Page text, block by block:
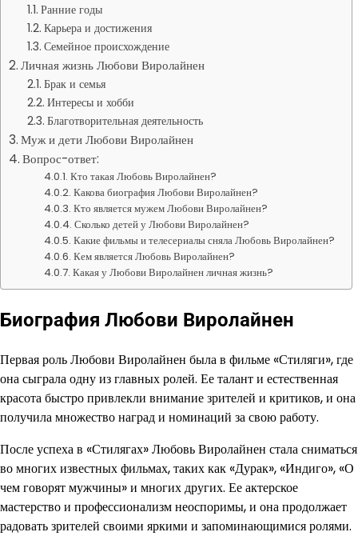
Ранние годы
Карьера и достижения
Семейное происхождение
Личная жизнь Любови Виролайнен
Брак и семья
Интересы и хобби
Благотворительная деятельность
Муж и дети Любови Виролайнен
Вопрос-ответ:
Кто такая Любовь Виролайнен?
Какова биография Любови Виролайнен?
Кто является мужем Любови Виролайнен?
Сколько детей у Любови Виролайнен?
Какие фильмы и телесериалы сняла Любовь Виролайнен?
Кем является Любовь Виролайнен?
Какая у Любови Виролайнен личная жизнь?
Биография Любови Виролайнен
Первая роль Любови Виролайнен была в фильме «Стиляги», где
она сыграла одну из главных ролей. Ее талант и естественная
красота быстро привлекли внимание зрителей и критиков, и она
получила множество наград и номинаций за свою работу.
После успеха в «Стилягах» Любовь Виролайнен стала сниматься
во многих известных фильмах, таких как «Дурак», «Индиго», «О
чем говорят мужчины» и многих других. Ее актерское
мастерство и профессионализм неоспоримы, и она продолжает
радовать зрителей своими яркими и запоминающимися ролями.